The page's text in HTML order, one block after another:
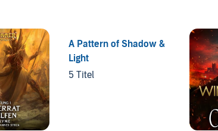
A Pattern of Shadow &
Light
5 Titel